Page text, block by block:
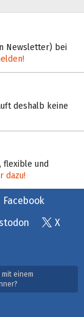
Newsletter) bei
deshalb keine
flexible und
dazu!
Facebook
X
mit einem